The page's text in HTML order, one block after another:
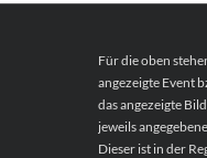
Für die oben
angezeigte Event
das angezeigte
jeweils
Dieser ist in der